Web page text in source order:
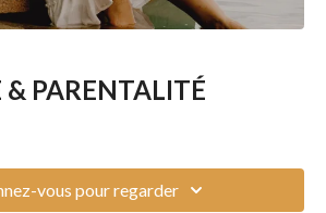
& PARENTALITÉ
vous pour regarder